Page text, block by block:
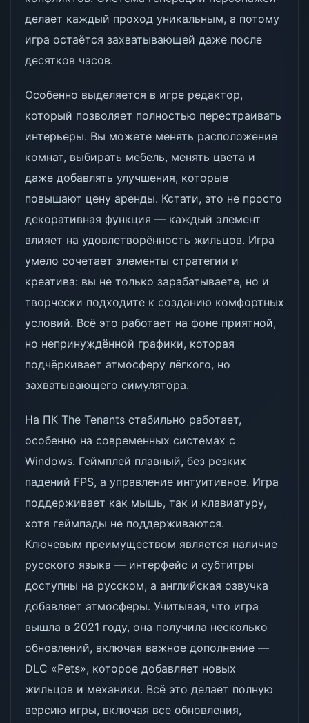
делает каждый проход уникальным, а потому
игра остаётся захватывающей даже после
десятков часов.
Особенно выделяется в игре редактор,
который позволяет полностью перестраивать
интерьеры. Вы можете менять расположение
комнат, выбирать мебель, менять цвета и
даже добавлять улучшения, которые
повышают цену аренды. Кстати, это не просто
декоративная функция — каждый элемент
влияет на удовлетворённость жильцов. Игра
умело сочетает элементы стратегии и
креатива: вы не только зарабатываете, но и
творчески подходите к созданию комфортных
условий. Всё это работает на фоне приятной,
но непринуждённой графики, которая
подчёркивает атмосферу лёгкого, но
захватывающего симулятора.
На ПК The Tenants стабильно работает,
особенно на современных системах с
Windows. Геймплей плавный, без резких
падений FPS, а управление интуитивное. Игра
поддерживает как мышь, так и клавиатуру,
хотя геймпады не поддерживаются.
Ключевым преимуществом является наличие
русского языка — интерфейс и субтитры
доступны на русском, а английская озвучка
добавляет атмосферы. Учитывая, что игра
вышла в 2021 году, она получила несколько
обновлений, включая важное дополнение —
DLC «Pets», которое добавляет новых
жильцов и механики. Всё это делает полную
версию игры, включая все обновления,